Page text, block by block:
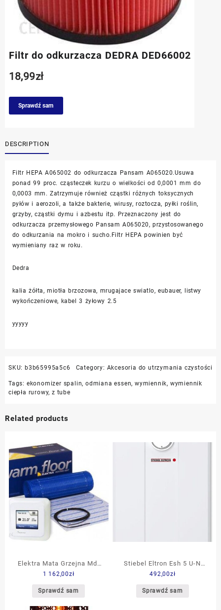
Filtr do odkurzacza DEDRA DED66002
18,99zł
Sprawdź sam
DESCRIPTION
Filtr HEPA A065002 do odkurzacza Pansam A065020.Usuwa
ponad 99 proc. cząsteczek kurzu o wielkości od 0,0001 mm do
0,0003 mm. Zatrzymuje również cząstki różnych toksycznych
pyłów i aerozoli, a także bakterie, wirusy, roztocza, pyłki roślin,
grzyby, cząstki dymu i azbestu itp. Przeznaczony jest do
odkurzacza przemysłowego Pansam A065020, przystosowanego
do odkurzania na mokro i sucho.Filtr HEPA powinien być
wymieniany raz w roku.
Dedra
kalia żółta, miotła brzozowa, mrugajace swiatlo, eubauer, listwy
wykończeniowe, kabel 3 żyłowy 2.5
yyyyy
SKU: b3b65995a5c6 Category: Akcesoria do utrzymania czystości
Tags: ekonomizer spalin,odmiana essen,wymiennik, wymiennik
ciepła rurowy,z tube
Related products
Elektra Mata Grzejna Md-
100 300W 3M2 0,5x6M +
Termostat Owd5 Wi-Fi
1 162,00zł
Sprawdź sam
Stiebel Eltron Esh 5 U-N
Trend 5L (201386)
492,00zł
Sprawdź sam